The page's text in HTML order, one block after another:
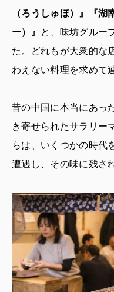
（ろうしゅほ）』『湖
ー）』
と、味坊グルー
た。どれもが大衆的な
わえない料理を求めて
昔の中国に本当にあっ
き寄せられたサラリー
らは、いくつかの時代
遭遇し、その味に残さ